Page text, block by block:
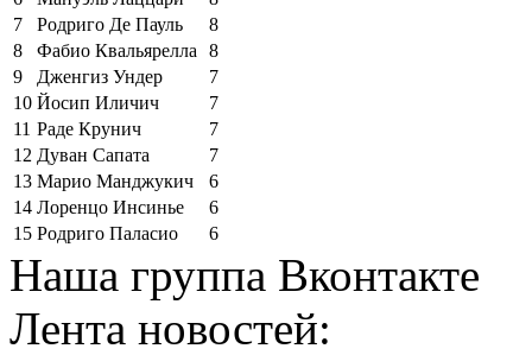
7
Родриго Де Пауль
8
8
Фабио Квальярелла
8
9
Дженгиз Ундер
7
10 Йосип Иличич
7
11 Раде Крунич
7
12 Дуван Сапата
7
13 Марио Манджукич
6
14 Лоренцо Инсинье
6
15 Родриго Паласио 6
Наша группа Вконтакте
Лента новостей: